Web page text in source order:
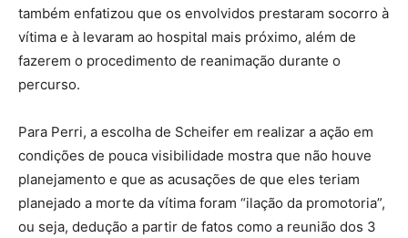
também enfatizou que os envolvidos prestaram socorro à
vítima e à levaram ao hospital mais próximo, além de
fazerem o procedimento de reanimação durante o
percurso.
Para Perri, a escolha de Scheifer em realizar a ação em
condições de pouca visibilidade mostra que não houve
planejamento e que as acusações de que eles teriam
planejado a morte da vítima foram “ilação da promotoria”,
ou seja, dedução a partir de fatos como a reunião dos 3